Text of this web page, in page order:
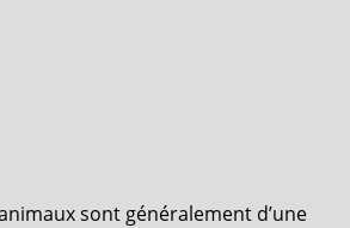
sont généralement d’une